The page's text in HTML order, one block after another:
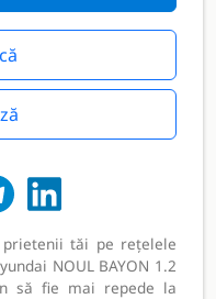
tăi pe rețelele
NOUL BAYON 1.2
să fie mai repede la